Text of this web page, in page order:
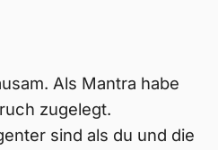
Als Mantra habe
zugelegt.
sind als du und die